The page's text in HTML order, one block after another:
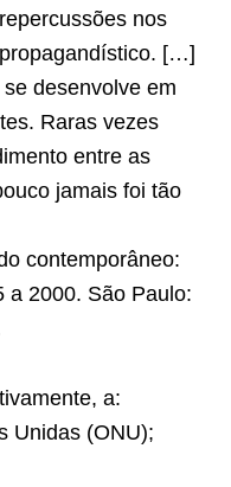
nos
[…]
desenvolve em
Raras vezes
entre as
jamais foi tão
contemporâneo:
a 2000. São Paulo:
a:
Unidas (ONU);